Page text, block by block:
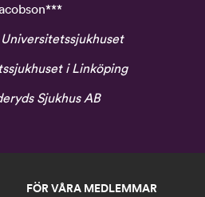
i Linköping
Sjukhus AB
FÖR VÅRA MEDLEMMAR